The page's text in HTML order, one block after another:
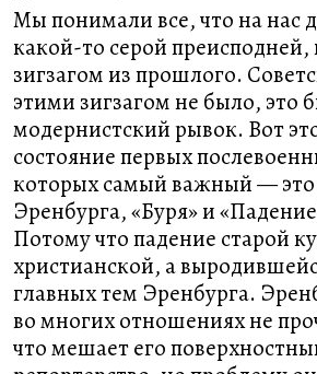
Мы понимали все, что на нас
какой-то серой
зигзагом из прошлого.
этими зигзагом не было, это
модернистский рывок. Вот
состояние первых
которых самый важный — это
Эренбурга, «Буря» и
Потому что падение старой
христианской, а
главных тем Эренбурга.
во многих отношениях не
что мешает его